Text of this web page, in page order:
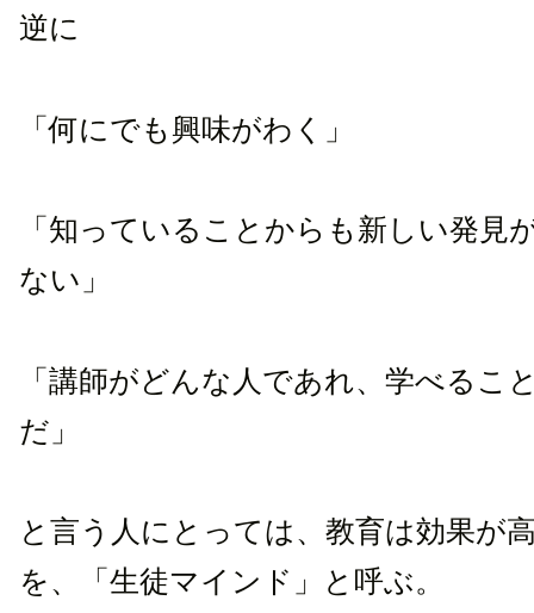
逆に
「何にでも興味がわく」
「知っていることからも新しい発見
ない」
「講師がどんな人であれ、学べるこ
だ」
と言う人にとっては、教育は効果が
を、「生徒マインド」と呼ぶ。